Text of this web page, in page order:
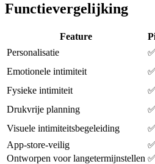
Functievergelijking
Feature
Personalisatie
Emotionele intimiteit
Fysieke intimiteit
Drukvrije planning
Visuele intimiteitsbegeleiding
App-store-veilig
Ontworpen voor langetermijnstellen